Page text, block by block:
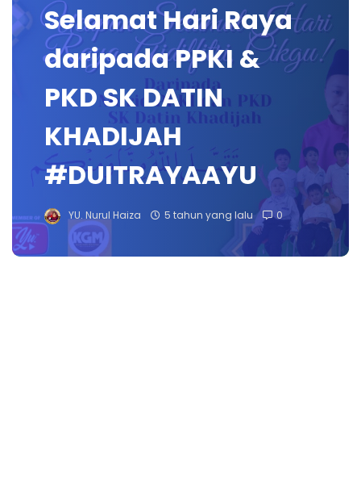
Selamat Hari Raya
daripada PPKI &
PKD SK DATIN
KHADIJAH
#DUITRAYAAYU
YU. Nurul Haiza 5 tahun yang lalu 0